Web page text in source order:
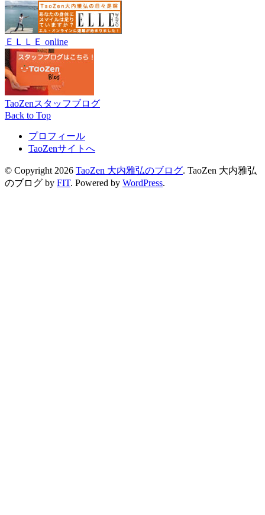
ＥＬＬＥ online
TaoZenスタッフブログ
Back to Top
プロフィール
TaoZenサイトへ
© Copyright 2026 TaoZen 大内雅弘のブログ. TaoZen 大内雅弘
のブログ by FIT. Powered by WordPress.